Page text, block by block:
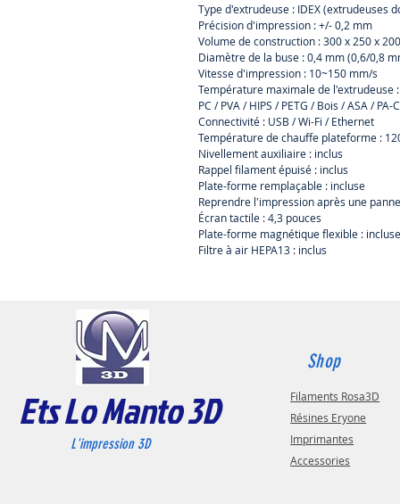
Type d'extrudeuse : IDEX (extrudeuses
Précision d'impression : +/- 0,2 mm
Volume de construction : 300 x 250 x
Diamètre de la buse : 0,4 mm (0,6/0,8
Vitesse d'impression : 10~150 mm/s
Température maximale de l'extrudeuse :
PC / PVA / HIPS / PETG / Bois / ASA / PA-
Connectivité : USB / Wi-Fi / Ethernet
Température de chauffe plateforme :
Nivellement auxiliaire : inclus
Rappel filament épuisé : inclus
Plate-forme remplaçable : incluse
Reprendre l'impression après une
Écran tactile : 4,3 pouces
Plate-forme magnétique flexible : incluse
Filtre à air HEPA13 : inclus
Ets Lo Manto 3D
L'impression 3D
Shop
Filaments Rosa3D
Résines Eryone
Imprimantes
Accessories